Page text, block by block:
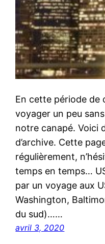
En cette période de
voyager un peu
notre canapé. Voici
d’archive. Cette
régulièrement,
temps en temps…
par un voyage aux
Washington,
du sud)……
avril 3, 2020